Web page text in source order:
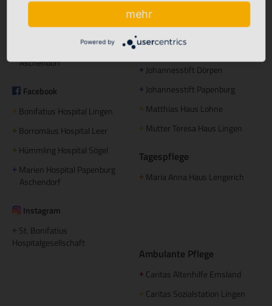
Hümmling Hospital Sögel
Aschendorf
Facebook
+ Bonifatius Hospital Lingen
+ Borromäus Hospital Leer
+ Hümmling Hospital Sögel
+ Marien Hospital Papenburg
Aschendorf
Instagram
St. Bonifatius
Hospitalgesellschaft
+St. Katharina Haus Thuine
Caritas Altenhilfe Emsland
+ Johannesstift Dörpen
+ Johannesstift Papenburg
+ Matthias Haus Lohne
+ Mutter Teresa Haus Lingen
Tagespflege
+ Maria Anna Haus Lengerich
Ambulante Pflege
+ Caritas Altenhilfe Emsland
+ Caritas Sozialstation Lingen
mehr
Powered by